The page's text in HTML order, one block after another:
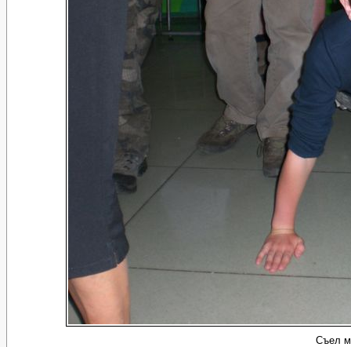
Съел